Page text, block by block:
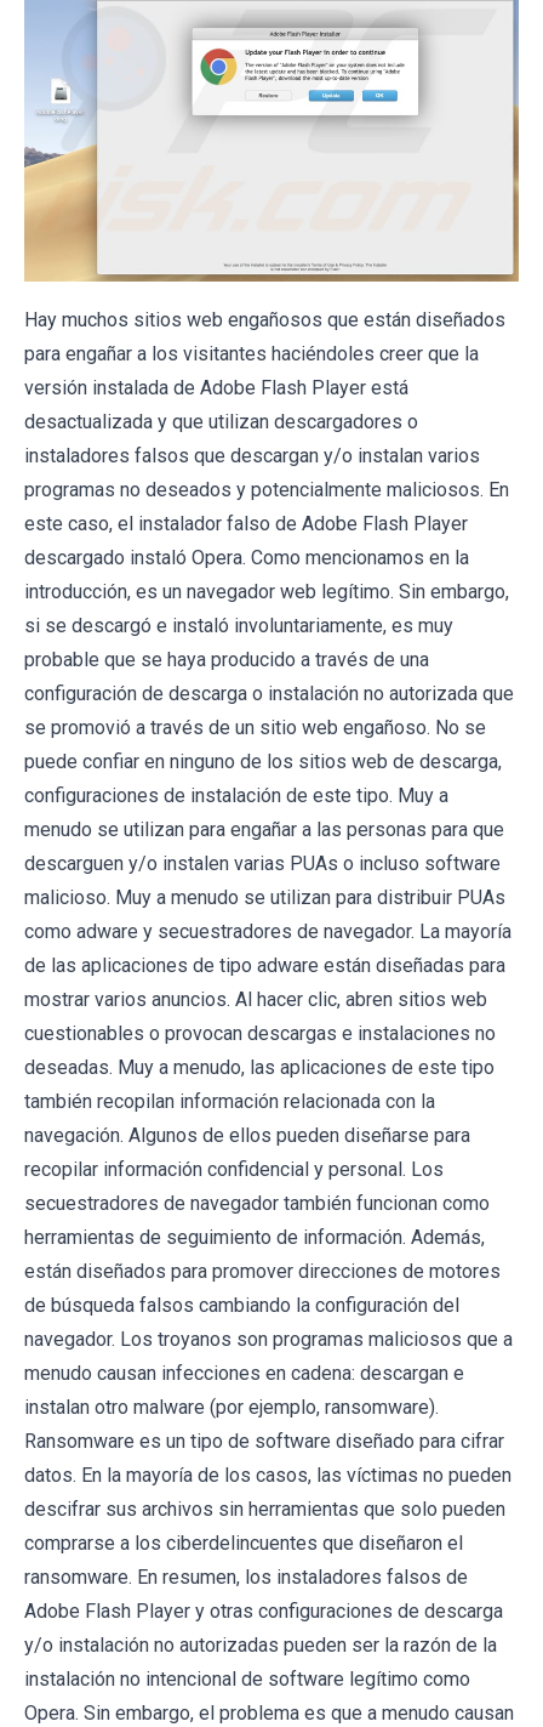
Hay muchos sitios web engañosos que están diseñados
para engañar a los visitantes haciéndoles creer que la
versión instalada de Adobe Flash Player está
desactualizada y que utilizan descargadores o
instaladores falsos que descargan y/o instalan varios
programas no deseados y potencialmente maliciosos. En
este caso, el instalador falso de Adobe Flash Player
descargado instaló Opera. Como mencionamos en la
introducción, es un navegador web legítimo. Sin embargo,
si se descargó e instaló involuntariamente, es muy
probable que se haya producido a través de una
configuración de descarga o instalación no autorizada que
se promovió a través de un sitio web engañoso. No se
puede confiar en ninguno de los sitios web de descarga,
configuraciones de instalación de este tipo. Muy a
menudo se utilizan para engañar a las personas para que
descarguen y/o instalen varias PUAs o incluso software
malicioso. Muy a menudo se utilizan para distribuir PUAs
como adware y secuestradores de navegador. La mayoría
de las aplicaciones de tipo adware están diseñadas para
mostrar varios anuncios. Al hacer clic, abren sitios web
cuestionables o provocan descargas e instalaciones no
deseadas. Muy a menudo, las aplicaciones de este tipo
también recopilan información relacionada con la
navegación. Algunos de ellos pueden diseñarse para
recopilar información confidencial y personal. Los
secuestradores de navegador también funcionan como
herramientas de seguimiento de información. Además,
están diseñados para promover direcciones de motores
de búsqueda falsos cambiando la configuración del
navegador. Los troyanos son programas maliciosos que a
menudo causan infecciones en cadena: descargan e
instalan otro malware (por ejemplo, ransomware).
Ransomware es un tipo de software diseñado para cifrar
datos. En la mayoría de los casos, las víctimas no pueden
descifrar sus archivos sin herramientas que solo pueden
comprarse a los ciberdelincuentes que diseñaron el
ransomware. En resumen, los instaladores falsos de
Adobe Flash Player y otras configuraciones de descarga
y/o instalación no autorizadas pueden ser la razón de la
instalación no intencional de software legítimo como
Opera. Sin embargo, el problema es que a menudo causan